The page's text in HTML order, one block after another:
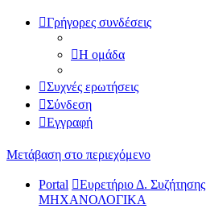
Γρήγορες συνδέσεις
Η ομάδα
Συχνές ερωτήσεις
Σύνδεση
Εγγραφή
Μετάβαση στο περιεχόμενο
Portal Ευρετήριο Δ. Συζήτησης
ΜΗΧΑΝΟΛΟΓΙΚΑ